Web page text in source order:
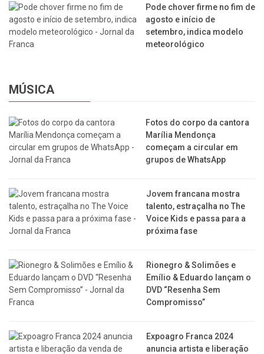
Pode chover firme no fim de
agosto e início de
setembro, indica modelo
meteorológico
MÚSICA
Fotos do corpo da cantora
Marília Mendonça
começam a circular em
grupos de WhatsApp
Jovem francana mostra
talento, estraçalha no The
Voice Kids e passa para a
próxima fase
Rionegro & Solimões e
Emílio & Eduardo lançam o
DVD “Resenha Sem
Compromisso”
Expoagro Franca 2024
anuncia artista e liberação